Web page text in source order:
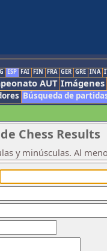
ESP FAI FIN FRA GER GRE INA
AUT Imágenes
Búsqueda de
Chess Results
y minúsculas. Al